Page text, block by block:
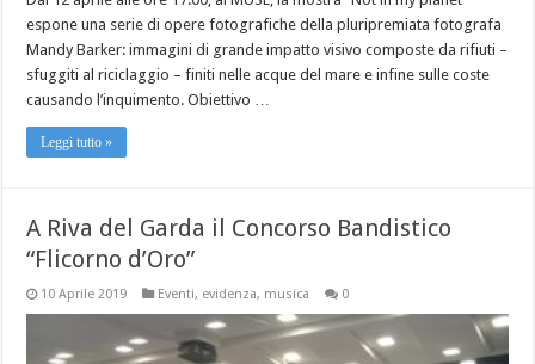
espone una serie di opere fotografiche della pluripremiata fotografa
Mandy Barker: immagini di grande impatto visivo composte da rifiuti –
sfuggiti al riciclaggio – finiti nelle acque del mare e infine sulle coste
causando l’inquimento. Obiettivo …
Leggi tutto »
A Riva del Garda il Concorso Bandistico
“Flicorno d’Oro”
10 Aprile 2019 Eventi, evidenza, musica 0